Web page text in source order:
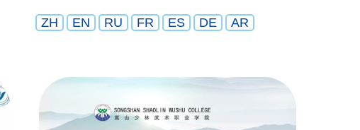
ZH EN RU FR ES DE AR